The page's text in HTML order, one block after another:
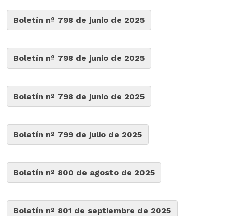
Boletín nº 798 de junio de 2025
Boletín nº 798 de junio de 2025
Boletín nº 798 de junio de 2025
Boletín nº 799 de julio de 2025
Boletín nº 800 de agosto de 2025
Boletín nº 801 de septiembre de 2025